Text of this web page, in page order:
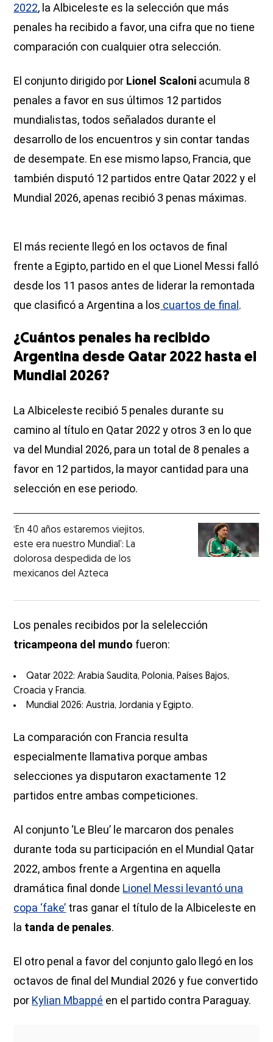
2022, la Albiceleste es la selección que más
penales ha recibido a favor, una cifra que no tiene
comparación con cualquier otra selección.
El conjunto dirigido por Lionel Scaloni acumula 8
penales a favor en sus últimos 12 partidos
mundialistas, todos señalados durante el
desarrollo de los encuentros y sin contar tandas
de desempate. En ese mismo lapso, Francia, que
también disputó 12 partidos entre Qatar 2022 y el
Mundial 2026, apenas recibió 3 penas máximas.
El más reciente llegó en los octavos de final
frente a Egipto, partido en el que Lionel Messi falló
desde los 11 pasos antes de liderar la remontada
que clasificó a Argentina a los cuartos de final.
¿Cuántos penales ha recibido
Argentina desde Qatar 2022 hasta el
Mundial 2026?
La Albiceleste recibió 5 penales durante su
camino al título en Qatar 2022 y otros 3 en lo que
va del Mundial 2026, para un total de 8 penales a
favor en 12 partidos, la mayor cantidad para una
selección en ese periodo.
‘En 40 años estaremos viejitos,
este era nuestro Mundial’: La
dolorosa despedida de los
mexicanos del Azteca
Los penales recibidos por la selelección
tricampeona del mundo fueron:
Qatar 2022: Arabia Saudita, Polonia, Países Bajos,
Croacia y Francia.
Mundial 2026: Austria, Jordania y Egipto.
La comparación con Francia resulta
especialmente llamativa porque ambas
selecciones ya disputaron exactamente 12
partidos entre ambas competiciones.
Al conjunto ‘Le Bleu’ le marcaron dos penales
durante toda su participación en el Mundial Qatar
2022, ambos frente a Argentina en aquella
dramática final donde Lionel Messi levantó una
copa ‘fake’ tras ganar el título de la Albiceleste en
la tanda de penales.
El otro penal a favor del conjunto galo llegó en los
octavos de final del Mundial 2026 y fue convertido
por Kylian Mbappé en el partido contra Paraguay.